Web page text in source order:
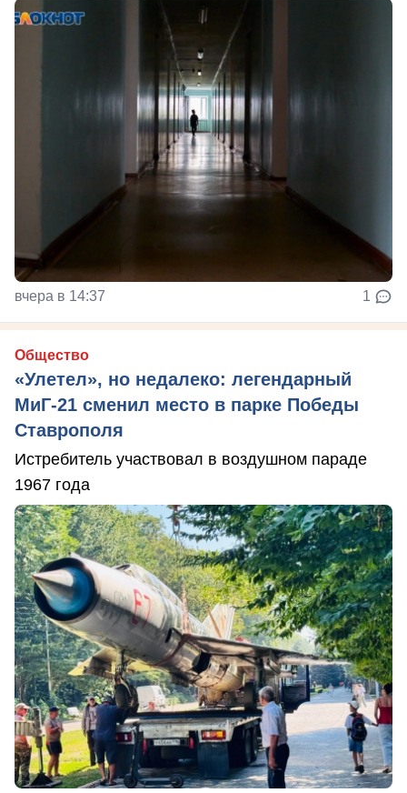
вчера в 14:37 1
Общество
«Улетел», но недалеко: легендарный
МиГ-21 сменил место в парке Победы
Ставрополя
Истребитель участвовал в воздушном параде
1967 года